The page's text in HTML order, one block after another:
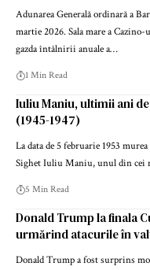
Adunarea Generală ordinară a
martie 2026. Sala mare a
gazda întâlnirii anuale a…
1 Min Read
Iuliu Maniu, ultimii ani
(1945-1947)
La data de 5 februarie 1953
Sighet Iuliu Maniu, unul din cei
5 Min Read
Donald Trump la finala
urmărind atacurile în
Donald Trump a fost surprins